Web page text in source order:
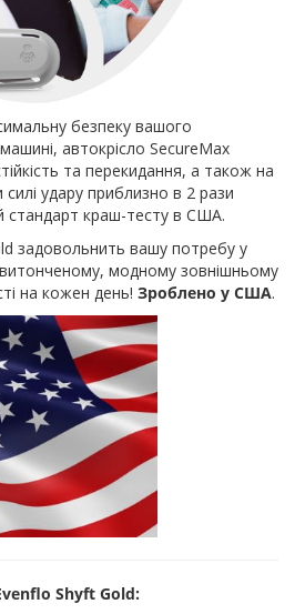
безпеку вашого
автокрісло SecureMax
та перекидання, а також на
силі удару приблизно в 2 рази
стандарт краш-тесту в США.
задовольнить вашу потребу у
витонченому, модному зовнішньому
на кожен день! Зроблено у США.
Shyft Gold: